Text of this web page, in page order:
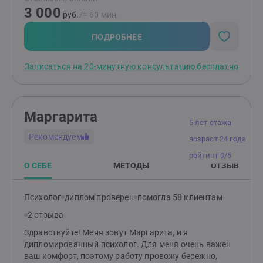
чувствительностью и ранимостью, обрести
уверенность, улучшить отношения с окружающими.
Родителям: помогу разобраться в причинах
возникших трудностей и найти эффективные способы
отношения и понять своего ребенка.
3 000 руб. /≈ 60 мин.
ПОДРОБНЕЕ
Записаться на 20-минутную консультацию бесплатно
5 лет стажа
возраст 24 года
рейтинг 0/5
Маргарита
Рекомендуем
О СЕБЕ МЕТОДЫ ОТЗЫВ
Психолог диплом проверен помогла 58 клиентам
2 отзыва
Здравствуйте! Меня зовут Маргарита, и я
дипломированный психолог. Для меня очень важен
ваш комфорт, поэтому работу провожу бережно,